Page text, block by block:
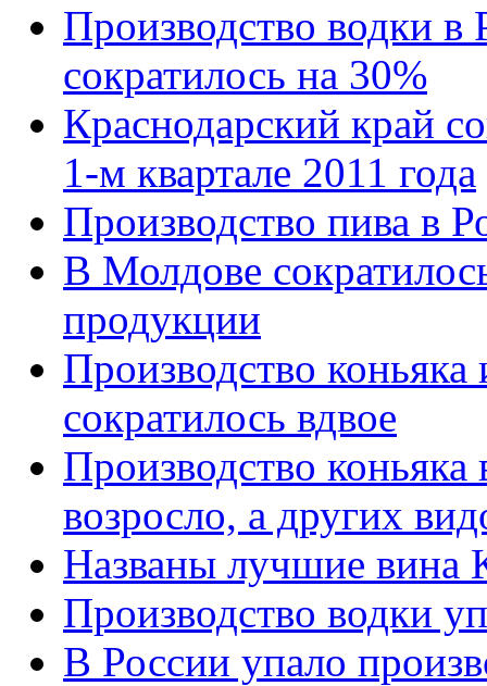
Производство водки в
сократилось на 30%
Краснодарский край
1-м квартале 2011 года
Производство пива в
В Молдове
продукции
Производство
сократилось вдвое
Производство
возросло, а других
Названы лучшие вина
Производство водки
В России упало